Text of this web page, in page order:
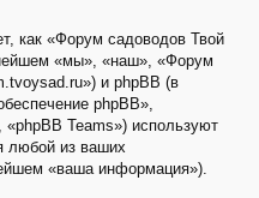
как «Форум садоводов Твой
«мы», «наш», «Форум
и phpBB (в
phpBB»,
Teams») используют
любой из ваших
«ваша информация»).